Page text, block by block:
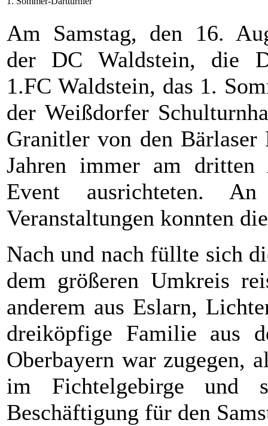
Am Samstag, den 16.
der DC Waldstein, die
1.FC Waldstein, das 1.
der Weißdorfer
Granitler von den
Jahren immer am dritten
Event ausrichteten.
Veranstaltungen konnten
Nach und nach füllte sich
dem größeren Umkreis
anderem aus Eslarn,
dreiköpfige Familie aus
Oberbayern war zugegen,
im Fichtelgebirge und
Beschäftigung für den